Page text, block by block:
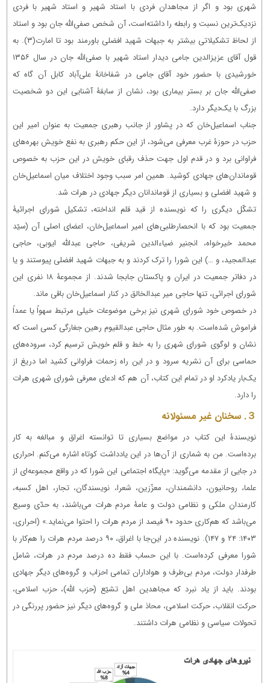
شهری بود و اگر از مجاهدان فردی با استاد شهیر و استاد شهیر با فردی
نزدیک‌ترین نسبت و رابطه را داشته‌است، آن شخص صفی‌الله جان بود و استاد
از لحاظ تشکیلاتی بیشتر به جبهات شهید افضلی باورمند بود تا امارت(۳)
. به
قول آقای عزیزالدین جامی دیدار استاد شهیر با صفی‌الله جان در سال ۱۳۵۶
خورشیدی با حضور خود آقای جامی در شفاخانۀ علی‌آباد کابل آن گاه که
صفی‌الله جان بر بستر بیماری بود، نشان از سابقۀ آشنایی این دو شخصیت
بزرگ با یک‌دیگر دارد.
جناب اسماعیل‌خان که در پشاور از جانب رهبری جمعیت به عنوان امیر این
حزب در حوزۀ غرب معرفی می‌شود، از این حکم رهبری به نفع خویش بهره‌های
فراوانی برد و در قدم اول جهت حذف رقبای خویش در این حزب به خصوص
قوماندان‌های جهادی کوشید. همین امر سبب وجود اختلاف میان اسماعیل‌خان
و شهید افضلی و بسیاری از قوماندانان دیگر جهادی در هرات شد.
تشکّل دیگری را که نویسنده از قید قلم انداخته، تشکیل شورای اجرائیۀ
جمعیت بود که با انحصارطلبی‌های امیر اسماعیل‌خان، اعضای اصلی آن (سیّد
محمد خیرخواه، انجنیر ضیاء‌الدین شریفی، حاجی عبدالله ایوبی، حاجی
عبدالمجید، و …) این شورا را ترک کردند و به جبهات شهید افضلی پیوستند و یا
در دفاتر جمعیت در ایران و پاکستان جابجا شدند. از مجموعۀ ۱۸ نفری این
شورای اجرائی، تنها حاجی میر عبدالخالق در کنار اسماعیل‌خان باقی ماند.
در خصوص خود شورای شهری نیز برخی موضوعات خیلی مرتبط سهواً یا عمداً
فراموش شده‌است. به طور مثال حاجی عبدالقیوم رهین جغارگی کسی است که
نشان و لوگوی شورای شهری را به خط و قلم خویش ترسیم کرد، سروده‌های
حماسی برای آن نشریه سرود و در این راه زحمات فراوانی کشید اما دریغ از
یک‌بار یادکرد او در تمام این کتاب، آن هم که ادعای معرفی شورای شهری هرات
را دارد.
３. سخنان غیر مسئولانه
نویسندۀ این کتاب در مواضع بسیاری تا توانسته اغراق و مبالغه به کار
برده‌است. من به شماری از آن‌ها در این یادداشت کوتاه اشاره می‌کنم. احراری
در جایی از مقدمه می‌گوید: «پایگاه اجتماعی این شورا که در واقع مجموعه‌ای از
علما، روحانیون، دانشمندان، معزّزین، شعرا، نویسندگان، تجار، اهل کسبه،
کارمندان ملكی و نظامی دولت و عامۀ مردم هرات می‌باشند، به حدّی وسیع
می‌باشد که هم‌كاری حدود ۹۰ فیصد از مردم هرات را احتوا می‌نماید.» (احراری،
۱۴۰۳: ۲۴ و ۱۴۷). نویسنده در این‌جا با اغراق، ۹۰ درصد مردم هرات را هم‌کار با
شورا معرفی کرده‌است. با این حساب فقط ده درصد مردم در هرات، شامل
طرفدار دولت، مردم بی‌طرف و هواداران تمامی احزاب و گروه‌های دیگر جهادی
بودند. باید از یاد نبرد که مجاهدین اهل تشیّع (حزب الله)، حزب اسلامی،
حرکت انقلاب، حرکت اسلامی، محاذ ملی و گروه‌های دیگر نیز حضور پررنگی در
تحولات سیاسی و نظامی هرات داشتند.